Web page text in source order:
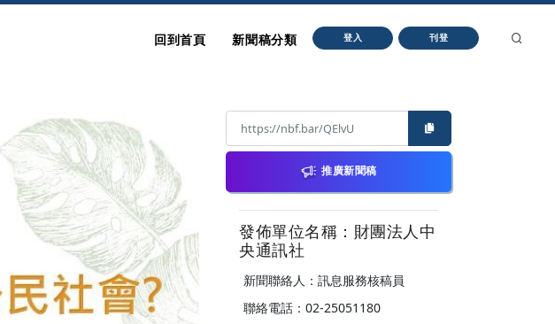
回到首頁 新聞稿分類 登入 刊登
推廣新聞稿
發佈單位名稱：財團法人中
央通訊社
新聞聯絡人：訊息服務核稿員
聯絡電話：02-25051180